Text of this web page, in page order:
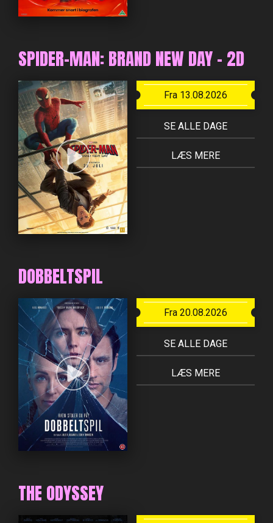
SPIDER-MAN: BRAND NEW DAY - 2D
Fra 13.08.2026
SE ALLE DAGE
LÆS MERE
DOBBELTSPIL
Fra 20.08.2026
SE ALLE DAGE
LÆS MERE
THE ODYSSEY